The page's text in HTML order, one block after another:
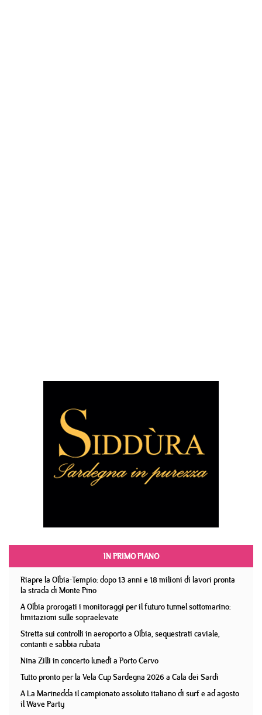
IN PRIMO PIANO
Riapre la Olbia-Tempio: dopo 13 anni e 18 milioni di lavori pronta
la strada di Monte Pino
A Olbia prorogati i monitoraggi per il futuro tunnel sottomarino:
limitazioni sulle sopraelevate
Stretta sui controlli in aeroporto a Olbia, sequestrati caviale,
contanti e sabbia rubata
Nina Zilli in concerto lunedì a Porto Cervo
Tutto pronto per la Vela Cup Sardegna 2026 a Cala dei Sardi
A La Marinedda il campionato assoluto italiano di surf e ad agosto
il Wave Party